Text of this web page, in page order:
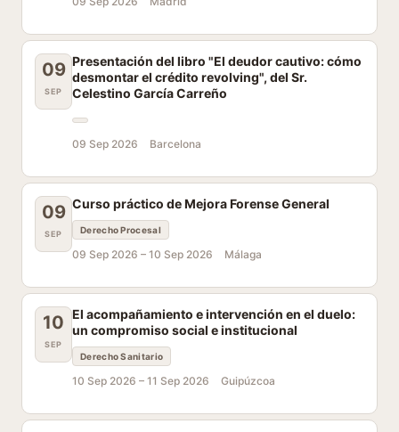
09
SEP
Presentación del libro "El deudor cautivo: cómo
desmontar el crédito revolving", del Sr.
Celestino García Carreño
09 Sep 2026 Barcelona
09
SEP
Curso práctico de Mejora Forense General
Derecho Procesal
09 Sep 2026 – 10 Sep 2026 Málaga
10
SEP
El acompañamiento e intervención en el duelo:
un compromiso social e institucional
Derecho Sanitario
10 Sep 2026 – 11 Sep 2026 Guipúzcoa